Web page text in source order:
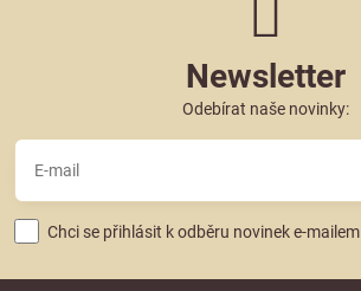
Newsletter
Odebírat naše novinky:
Chci se přihlásit k odběru novinek e-mailem